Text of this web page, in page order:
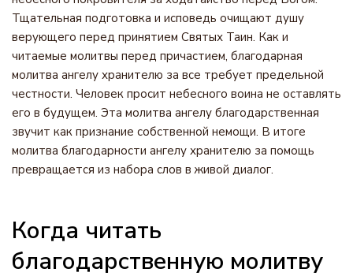
Тщательная подготовка и исповедь очищают душу
верующего перед принятием Святых Таин. Как и
читаемые молитвы перед причастием, благодарная
молитва ангелу хранителю за все требует предельной
честности. Человек просит небесного воина не оставлять
его в будущем. Эта молитва ангелу благодарственная
звучит как признание собственной немощи. В итоге
молитва благодарности ангелу хранителю за помощь
превращается из набора слов в живой диалог.
Когда читать
благодарственную молитву